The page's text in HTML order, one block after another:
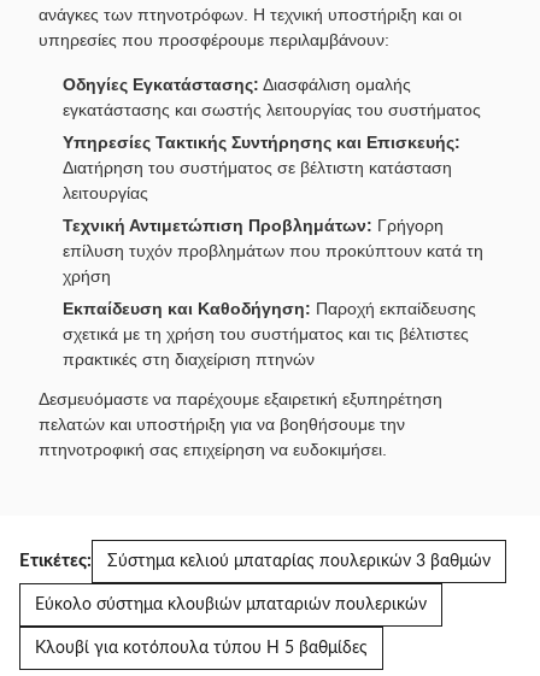
ανάγκες των πτηνοτρόφων. Η τεχνική υποστήριξη και οι
υπηρεσίες που προσφέρουμε περιλαμβάνουν:
Οδηγίες Εγκατάστασης: Διασφάλιση ομαλής
εγκατάστασης και σωστής λειτουργίας του συστήματος
Υπηρεσίες Τακτικής Συντήρησης και Επισκευής:
Διατήρηση του συστήματος σε βέλτιστη κατάσταση
λειτουργίας
Τεχνική Αντιμετώπιση Προβλημάτων: Γρήγορη
επίλυση τυχόν προβλημάτων που προκύπτουν κατά τη
χρήση
Εκπαίδευση και Καθοδήγηση: Παροχή εκπαίδευσης
σχετικά με τη χρήση του συστήματος και τις βέλτιστες
πρακτικές στη διαχείριση πτηνών
Δεσμευόμαστε να παρέχουμε εξαιρετική εξυπηρέτηση
πελατών και υποστήριξη για να βοηθήσουμε την
πτηνοτροφική σας επιχείρηση να ευδοκιμήσει.
Ετικέτες: Σύστημα κελιού μπαταρίας πουλερικών 3 βαθμών
Εύκολο σύστημα κλουβιών μπαταριών πουλερικών
Κλουβί για κοτόπουλα τύπου H 5 βαθμίδες